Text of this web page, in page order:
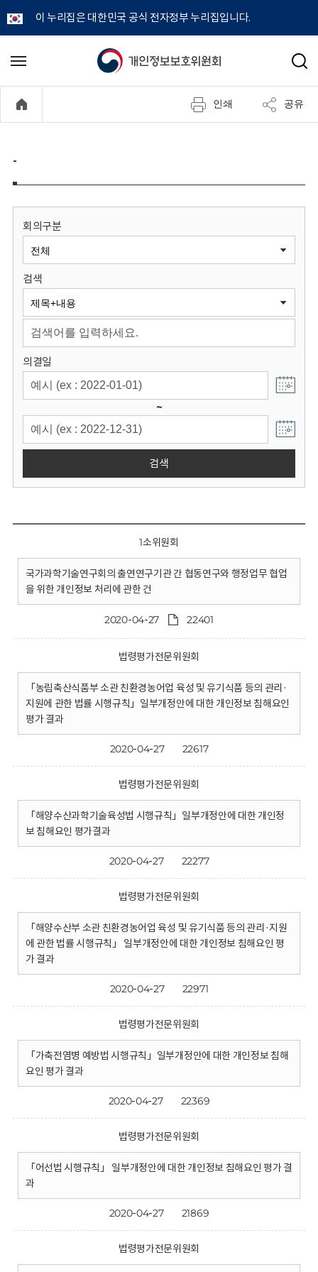
이 누리집은 대한민국 공식 전자정부 누리집입니다.
개
정
보
원
회
메
기
검
인쇄 공유
-
회의구분
검색
의결일
~
검색
1소위원회
국가과학기술연구회의 출연연구기관 간 협동연구와 행정업무 협업
을 위한 개인정보 처리에 관한 건
2020-04-27 22401
법령평가전문위원회
「농림축산식품부 소관 친환경농어업 육성 및 유기식품 등의 관리·
지원에 관한 법률 시행규칙」일부개정안에 대한 개인정보 침해요인
평가 결과
2020-04-27 22617
법령평가전문위원회
「해양수산과학기술육성법 시행규칙」일부개정안에 대한 개인정
보 침해요인 평가결과
2020-04-27 22277
법령평가전문위원회
「해양수산부 소관 친환경농어업 육성 및 유기식품 등의 관리·지원
에 관한 법률 시행규칙」 일부개정안에 대한 개인정보 침해요인 평
가 결과
2020-04-27 22971
법령평가전문위원회
「가축전염병 예방법 시행규칙」일부개정안에 대한 개인정보 침해
요인 평가 결과
2020-04-27 22369
법령평가전문위원회
「어선법 시행규칙」 일부개정안에 대한 개인정보 침해요인 평가 결
과
2020-04-27 21869
법령평가전문위원회